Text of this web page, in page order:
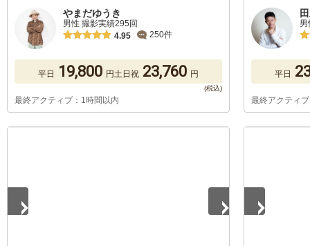
やまだゆうき
男性 撮影実績295回
4.95
250件
平日 19,800 円土日祝 23,760 円
最終アクティブ：1時間以内
平日
最終アクティ